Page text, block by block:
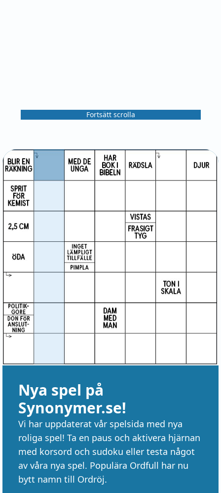
Fortsätt scrolla
Nya spel på
Synonymer.se!
Vi har uppdaterat vår spelsida med nya
roliga spel! Ta en paus och aktivera hjärnan
med korsord och sudoku eller testa något
av våra nya spel. Populära Ordfull har nu
bytt namn till Ordröj.